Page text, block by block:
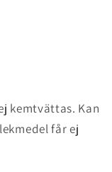
kemtvättas. Kan
får ej